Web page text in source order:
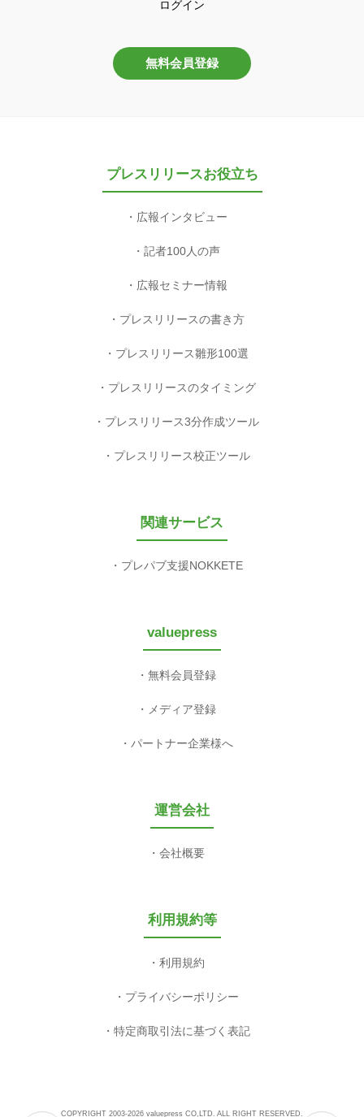
ログイン
無料会員登録
プレスリリースお役立ち
広報インタビュー
記者100人の声
広報セミナー情報
プレスリリースの書き方
プレスリリース雛形100選
プレスリリースのタイミング
プレスリリース3分作成ツール
プレスリリース校正ツール
関連サービス
プレパブ支援NOKKETE
valuepress
無料会員登録
メディア登録
パートナー企業様へ
運営会社
会社概要
利用規約等
利用規約
プライバシーポリシー
特定商取引法に基づく表記
COPYRIGHT 2003-2026 valuepress CO,LTD. ALL RIGHT RESERVED.